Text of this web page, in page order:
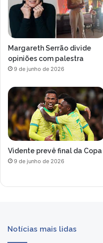
Margareth Serrão divide
opiniões com palestra
9 de junho de 2026
Vidente prevê final da Copa
9 de junho de 2026
Notícias mais lidas